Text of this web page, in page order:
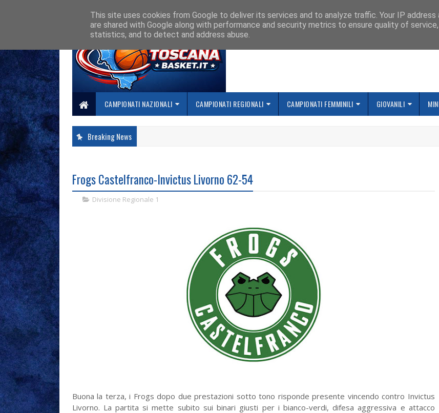
CAMPIONATI NAZIONALI CAMPIONATI REGIONALI CAMPIONATI FEMMINILI GIOVANILI
Breaking News
Frogs Castelfranco-Invictus Livorno 62-54
Divisione Regionale 1
Buona la terza, i Frogs dopo due prestazioni sotto tono risponde presente vincendo contro Invictus
Livorno. La partita si mette subito sui binari giusti per i bianco-verdi, difesa aggressiva e attacco
This site uses cookies from Google to deliver its services and to analyze traffic. Your IP address
are shared with Google along with performance and security metrics to ensure quality of
statistics, and to detect and address abuse.